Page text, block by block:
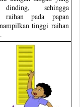
sehingga
raihan pada papan
tinggi raihan